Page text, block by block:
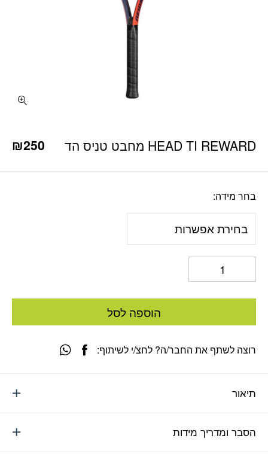
HEAD TI REWARD מחבט טניס הד ₪250
בחר מידה
הוספה לסל
תיאור
הסבר ומדריך מידות
רוצה לשתף את החבר/ה? לחצ/י לשיתוף: